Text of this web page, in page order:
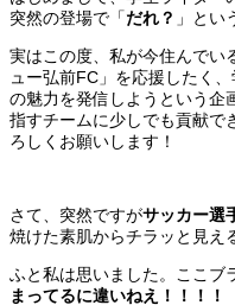
突然の登場で「だれ？ 」とい
実はこの度、私が今住んでい
ュー弘前FC」を応援したく
の魅力を発信しようという企
指すチームに少しでも貢献で
ろしくお願いします！
さて、突然ですがサッカー選
焼けた素肌からチラッと見え
ふと私は思いました。ここブ
まってるに違いねえ！！！！